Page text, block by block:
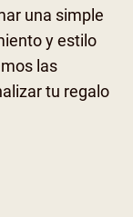
una simple
y estilo
las
tu regalo